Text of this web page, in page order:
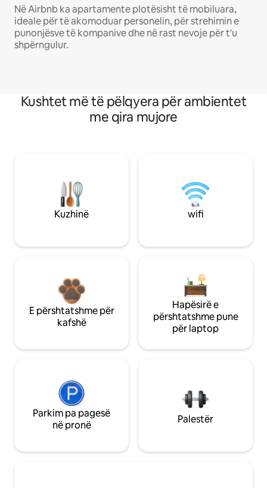
Në Airbnb ka apartamente plotësisht të mobiluara,
ideale për të akomoduar personelin, për strehimin e
punonjësve të kompanive dhe në rast nevoje për t'u
shpërngulur.
Kushtet më të pëlqyera për ambientet
me qira mujore
Kuzhinë wifi
E përshtatshme për
kafshë
Hapësirë e
përshtatshme pune
për laptop
Parkim pa pagesë
në pronë
Palestër